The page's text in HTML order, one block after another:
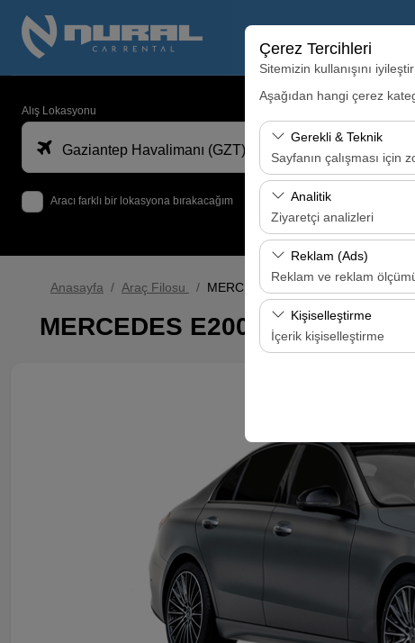
Çerez Tercihleri
Sitemizin kullanışını
Aşağıdan hangi çerez
Gerekli & Teknik
Sayfanın çalışması için
Bu çerezler sitenin doğru
bırakılamaz.
Analitik
Ziyaretçi analizleri
Bu çerezler, sitemizin
analiz etmemizi sağlar.
kullanılır.
Reklam (Ads)
Reklam ve reklam
Bu çerezler, size ilgi
etkinliğini (gösterim
Kişiselleştirme
İçerik kişiselleştirme
deneyiminizin
Alış Lokasyonu
Gaziantep Havalimanı (GZT)
Aracı farklı bir lokasyona bırakacağım
Anasayfa Araç Filosu MERCEDES E200 D
MERCEDES E200 D veya benzeri